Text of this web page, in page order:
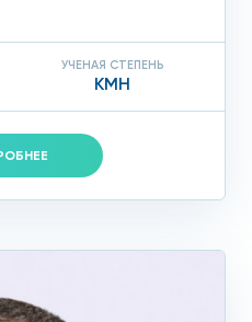
УЧЕНАЯ СТЕПЕНЬ
КМН